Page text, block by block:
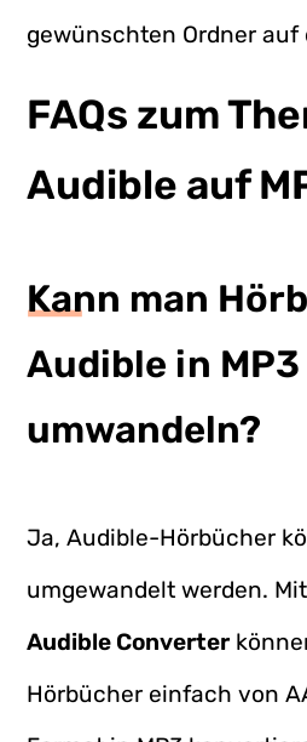
gewünschten Ordner auf
FAQs zum
Audible auf
Kann man
Audible in MP3
umwandeln?
Ja, Audible-Hörbücher
umgewandelt werden. Mit
Audible Converter
Hörbücher einfach von